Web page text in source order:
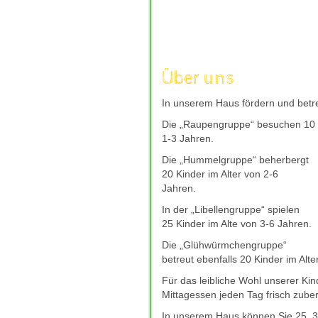
Entscheidung fuer ihr
verantwortungsvoll genossen,
und neue Energie spendet.
Giropay bleibt auch 2026 eine
direkt Ã¼ber das Online-Banking
mit Giropay
hilft dabei, seriÃ¶se
zuverlÃ¤ssigem Kundenservice
bevorzugte Casino-Plattform
Über uns
In unserem Haus fördern und
Die „Raupengruppe“ besuchen
1-3 Jahren.
Die „Hummelgruppe“ beherbergt
20 Kinder im Alter von 2-6
Jahren.
In der „Libellengruppe“ spielen
25 Kinder im Alte von 3-6 Jahren.
Die „Glühwürmchengruppe“
betreut ebenfalls 20 Kinder im
Für das leibliche Wohl unserer
Mittagessen jeden Tag frisch